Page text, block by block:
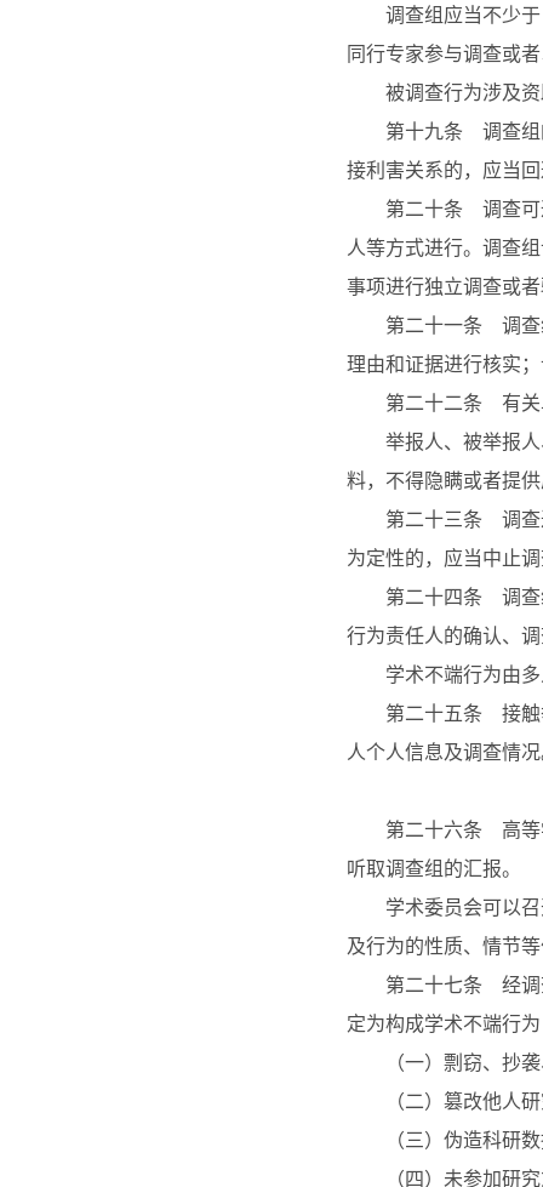
调查组应当不少于
同行专家参与调查或
被调查行为涉及资
第十九条 调查组的
接利害关系的，应当
第二十条 调查可通
人等方式进行。调查
事项进行独立调查或
第二十一条 调查组
理由和证据进行核实
第二十二条 有关单
举报人、被举报人
料，不得隐瞒或者提
第二十三条 调查过
为定性的，应当中止
第二十四条 调查组
行为责任人的确认、
学术不端行为由多
第二十五条 接触举
人个人信息及调查情
第二十六条 高等学
听取调查组的汇报。
学术委员会可以召
及行为的性质、情节
第二十七条 经调查
定为构成学术不端行
（一）剽窃、抄袭
（二）篡改他人研
（三）伪造科研数
（四）未参加研究